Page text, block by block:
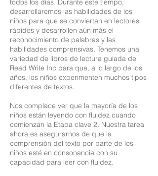
todos los días. Durante este tiempo,
desarrollaremos las habilidades de los
niños para que se conviertan en lectores
rápidos y desarrollen aún más el
reconocimiento de palabras y las
habilidades comprensivas. Tenemos una
variedad de libros de lectura guiada de
Read Write Inc para que, a lo largo de los
años, los niños experimenten muchos tipos
diferentes de textos.
Nos complace ver que la mayoría de los
niños están leyendo con fluidez cuando
comienzan la Etapa clave 2. Nuestra tarea
ahora es asegurarnos de que la
comprensión del texto por parte de los
niños esté en consonancia con su
capacidad para leer con fluidez.